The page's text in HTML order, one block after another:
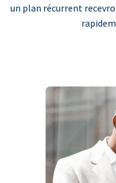
un plan récurrent